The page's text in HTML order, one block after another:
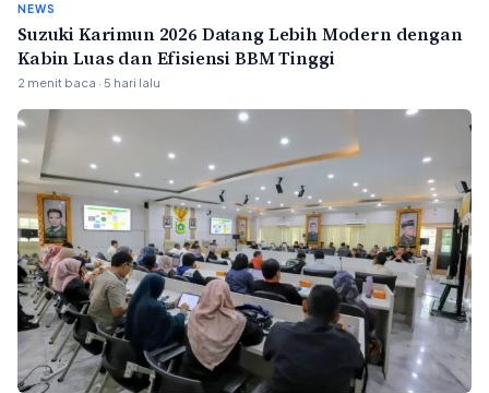
NEWS
Suzuki Karimun 2026 Datang Lebih Modern dengan
Kabin Luas dan Efisiensi BBM Tinggi
2 menit baca · 5 hari lalu